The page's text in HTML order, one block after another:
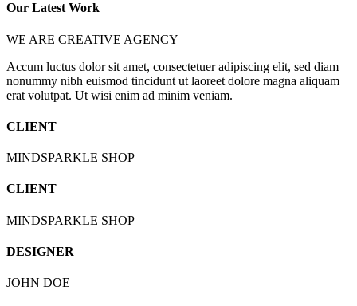
Our Latest Work
WE ARE CREATIVE AGENCY
Accum luctus dolor sit amet, consectetuer adipiscing elit, sed diam
nonummy nibh euismod tincidunt ut laoreet dolore magna aliquam
erat volutpat. Ut wisi enim ad minim veniam.
CLIENT
MINDSPARKLE SHOP
CLIENT
MINDSPARKLE SHOP
DESIGNER
JOHN DOE